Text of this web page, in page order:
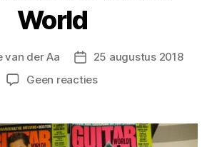
World
van der Aa
25 augustus 2018
Geen reacties